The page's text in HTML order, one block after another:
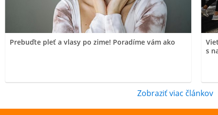
Prebuďte pleť a vlasy po zime! Poradíme vám ako
s
Zobraziť viac článkov